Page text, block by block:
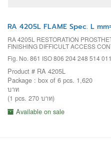
RA 4205L FLAME Spec. L
RA 4205L RESTORATION
FINISHING DIFFICULT ACCESS
Fig. No. 861 ISO 806 204 248 514 011
Product # RA 4205L
Package : box of 6 pcs. 1,620
บาท
(1 pcs. 270 บาท)
Available on sale